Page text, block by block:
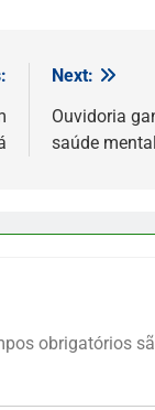
Next:
Ouvidoria
saúde
obrigatórios